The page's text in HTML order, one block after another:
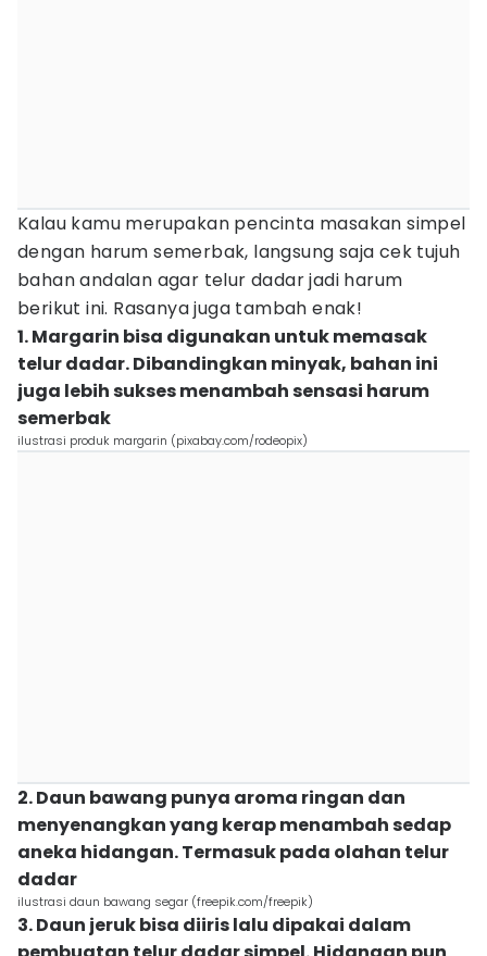
Kalau kamu merupakan pencinta masakan simpel
dengan harum semerbak, langsung saja cek tujuh
bahan andalan agar telur dadar jadi harum
berikut ini. Rasanya juga tambah enak!
1. Margarin bisa digunakan untuk memasak
telur dadar. Dibandingkan minyak, bahan ini
juga lebih sukses menambah sensasi harum
semerbak
ilustrasi produk margarin (pixabay.com/rodeopix)
2. Daun bawang punya aroma ringan dan
menyenangkan yang kerap menambah sedap
aneka hidangan. Termasuk pada olahan telur
dadar
ilustrasi daun bawang segar (freepik.com/freepik)
3. Daun jeruk bisa diiris lalu dipakai dalam